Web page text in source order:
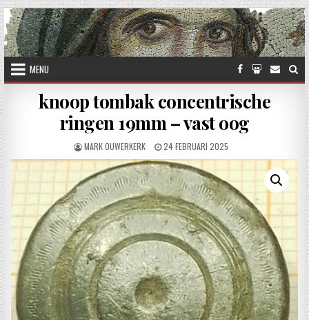
Skip to content
MENU
knoop tombak concentrische
ringen 19mm – vast oog
AUTHOR:
MARK OUWERKERK PUBLISHED DATE:
24 FEBRUARI 2025